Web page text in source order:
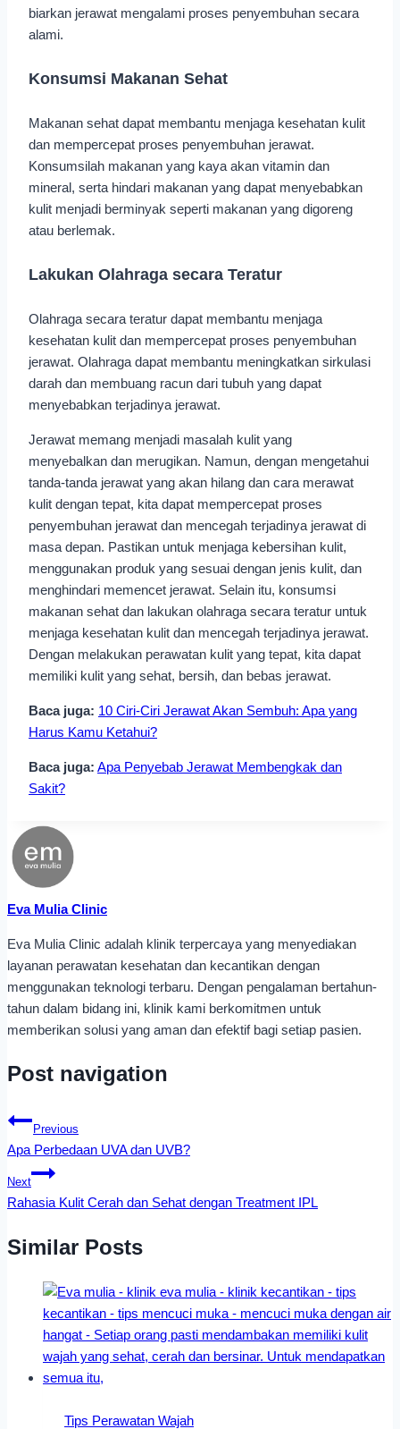
biarkan jerawat mengalami proses penyembuhan secara
alami.
Konsumsi Makanan Sehat
Makanan sehat dapat membantu menjaga kesehatan kulit
dan mempercepat proses penyembuhan jerawat.
Konsumsilah makanan yang kaya akan vitamin dan
mineral, serta hindari makanan yang dapat menyebabkan
kulit menjadi berminyak seperti makanan yang digoreng
atau berlemak.
Lakukan Olahraga secara Teratur
Olahraga secara teratur dapat membantu menjaga
kesehatan kulit dan mempercepat proses penyembuhan
jerawat. Olahraga dapat membantu meningkatkan sirkulasi
darah dan membuang racun dari tubuh yang dapat
menyebabkan terjadinya jerawat.
Jerawat memang menjadi masalah kulit yang
menyebalkan dan merugikan. Namun, dengan mengetahui
tanda-tanda jerawat yang akan hilang dan cara merawat
kulit dengan tepat, kita dapat mempercepat proses
penyembuhan jerawat dan mencegah terjadinya jerawat di
masa depan. Pastikan untuk menjaga kebersihan kulit,
menggunakan produk yang sesuai dengan jenis kulit, dan
menghindari memencet jerawat. Selain itu, konsumsi
makanan sehat dan lakukan olahraga secara teratur untuk
menjaga kesehatan kulit dan mencegah terjadinya jerawat.
Dengan melakukan perawatan kulit yang tepat, kita dapat
memiliki kulit yang sehat, bersih, dan bebas jerawat.
Baca juga: 10 Ciri-Ciri Jerawat Akan Sembuh: Apa yang
Harus Kamu Ketahui?
Baca juga: Apa Penyebab Jerawat Membengkak dan
Sakit?
Eva Mulia Clinic
Eva Mulia Clinic adalah klinik terpercaya yang menyediakan
layanan perawatan kesehatan dan kecantikan dengan
menggunakan teknologi terbaru. Dengan pengalaman bertahun-
tahun dalam bidang ini, klinik kami berkomitmen untuk
memberikan solusi yang aman dan efektif bagi setiap pasien.
Post navigation
Previous
Apa Perbedaan UVA dan UVB?
Next
Rahasia Kulit Cerah dan Sehat dengan Treatment IPL
Similar Posts
Tips Perawatan Wajah